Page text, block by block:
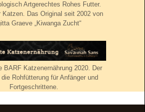
Artgerechtes Rohes Futter.
Katzen. Das Original seit 2002 von
Graeve „Kiwanga Zucht“
BARF Katzenernährung 2020. Der
Rohfütterung für Anfänger und
Fortgeschrittene.